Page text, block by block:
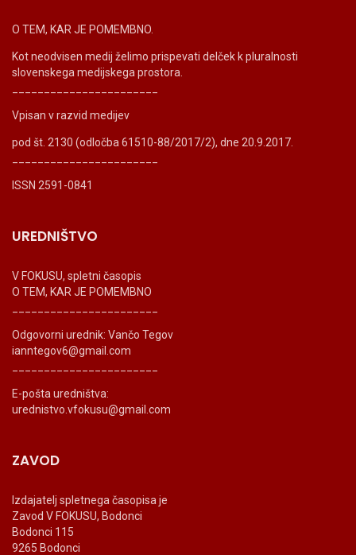
O TEM, KAR JE POMEMBNO.
Kot neodvisen medij želimo prispevati delček k pluralnosti
slovenskega medijskega prostora.
Vpisan v razvid medijev
pod št. 2130 (odločba 61510-88/2017/2), dne 20.9.2017.
ISSN 2591-0841
UREDNIŠTVO
V FOKUSU, spletni časopis
O TEM, KAR JE POMEMBNO
Odgovorni urednik: Vančo Tegov
ianntegov6@gmail.com
E-pošta uredništva:
urednistvo.vfokusu@gmail.com
ZAVOD
Izdajatelj spletnega časopisa je
Zavod V FOKUSU, Bodonci
Bodonci 115
9265 Bodonci